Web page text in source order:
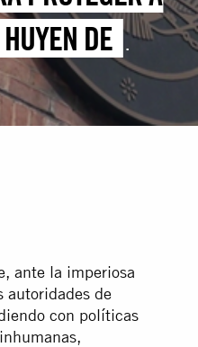
DE
DERECHOS
ante la imperiosa
autoridades de
con políticas